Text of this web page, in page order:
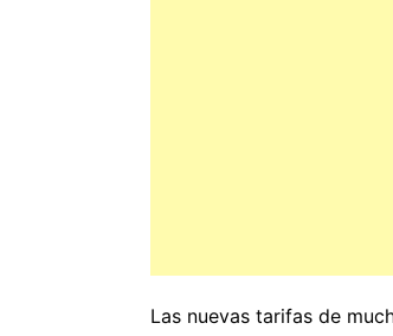
Las nuevas tarifas de